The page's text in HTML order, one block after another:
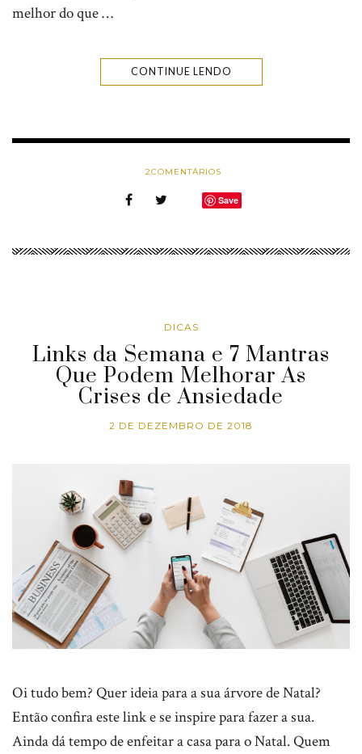
melhor do que …
CONTINUE LENDO
2COMENTÁRIOS
Save
DICAS
Links da Semana e 7 Mantras
Que Podem Melhorar As
Crises de Ansiedade
2 DE DEZEMBRO DE 2018
Oi tudo bem? Quer ideia para a sua árvore de Natal?
Então confira este link e se inspire para fazer a sua.
Ainda dá tempo de enfeitar a casa para o Natal. Quem